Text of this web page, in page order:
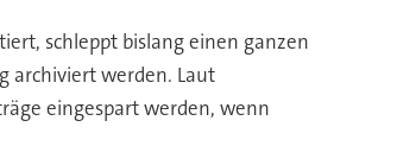
schleppt bislang einen ganzen
archiviert werden. Laut
eingespart werden, wenn